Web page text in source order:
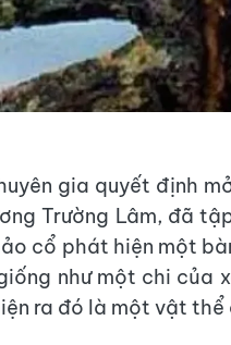
gia quyết định
Trường Lâm, đã
cổ phát hiện một
như một chi của
ra đó là một vật